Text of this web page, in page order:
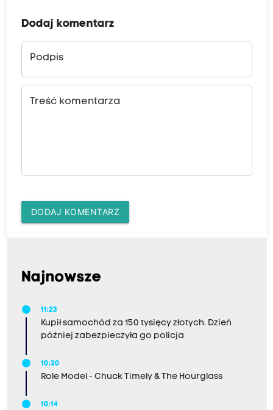
Dodaj komentarz
Podpis
Treść komentarza
DODAJ KOMENTARZ
Najnowsze
11:23
Kupił samochód za 150 tysięcy złotych. Dzień
później zabezpieczyła go policja
10:30
Role Model - Chuck Timely & The Hourglass
10:14